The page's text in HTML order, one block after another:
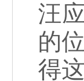
汪
的
得